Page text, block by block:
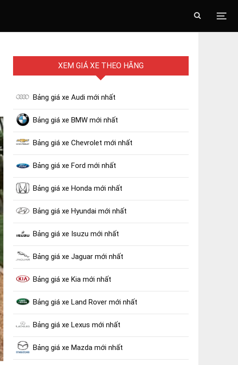
XEM GIÁ XE THEO HÃNG
Bảng giá xe Audi mới nhất
Bảng giá xe BMW mới nhất
Bảng giá xe Chevrolet mới nhất
Bảng giá xe Ford mới nhất
Bảng giá xe Honda mới nhất
Bảng giá xe Hyundai mới nhất
Bảng giá xe Isuzu mới nhất
Bảng giá xe Jaguar mới nhất
Bảng giá xe Kia mới nhất
Bảng giá xe Land Rover mới nhất
Bảng giá xe Lexus mới nhất
Bảng giá xe Mazda mới nhất